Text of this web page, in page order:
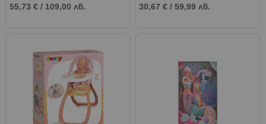
55,73 € / 109,00 лв.
30,67 € / 59,99 лв.